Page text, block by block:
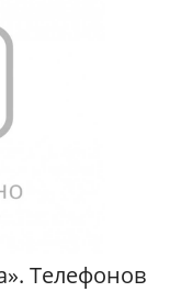
Телефонов